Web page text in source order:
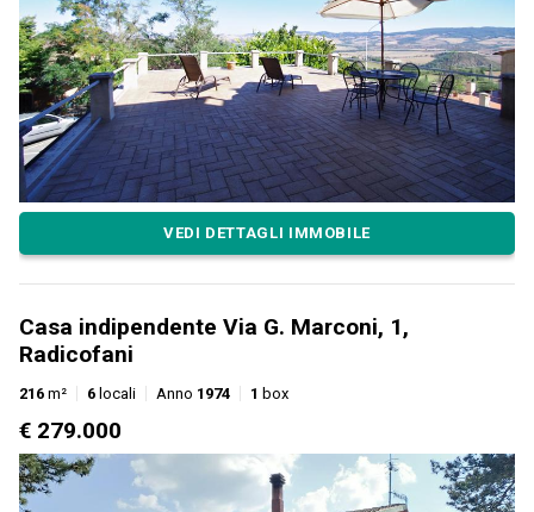
VEDI DETTAGLI IMMOBILE
Casa indipendente Via G. Marconi, 1,
Radicofani
216 m² 6 locali Anno 1974 1 box
€ 279.000